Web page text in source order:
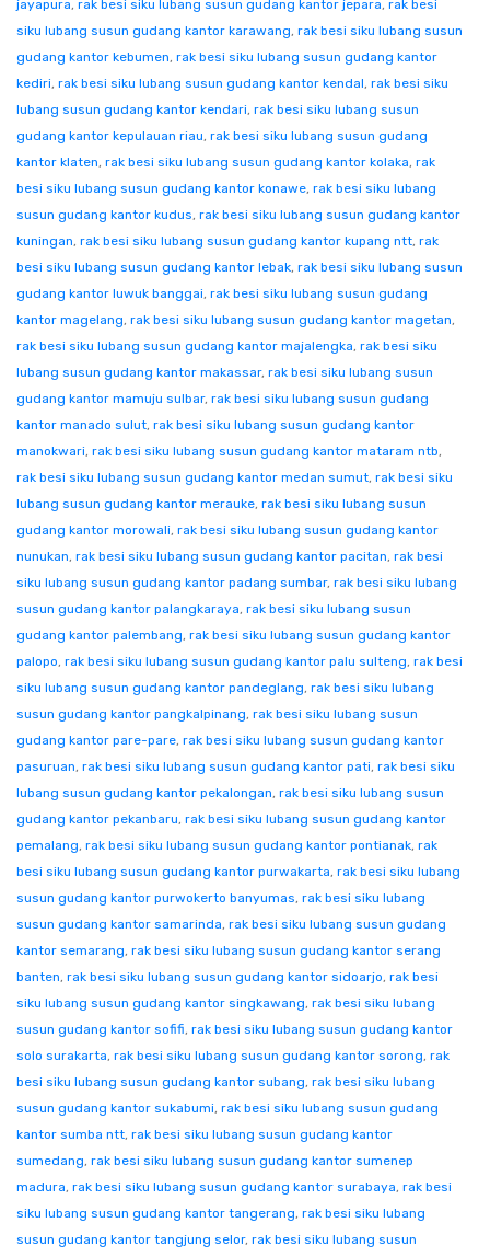
jayapura, rak besi siku lubang susun gudang kantor jepara, rak besi
siku lubang susun gudang kantor karawang, rak besi siku lubang susun
gudang kantor kebumen, rak besi siku lubang susun gudang kantor
kediri, rak besi siku lubang susun gudang kantor kendal, rak besi siku
lubang susun gudang kantor kendari, rak besi siku lubang susun
gudang kantor kepulauan riau, rak besi siku lubang susun gudang
kantor klaten, rak besi siku lubang susun gudang kantor kolaka, rak
besi siku lubang susun gudang kantor konawe, rak besi siku lubang
susun gudang kantor kudus, rak besi siku lubang susun gudang kantor
kuningan, rak besi siku lubang susun gudang kantor kupang ntt, rak
besi siku lubang susun gudang kantor lebak, rak besi siku lubang susun
gudang kantor luwuk banggai, rak besi siku lubang susun gudang
kantor magelang, rak besi siku lubang susun gudang kantor magetan,
rak besi siku lubang susun gudang kantor majalengka, rak besi siku
lubang susun gudang kantor makassar, rak besi siku lubang susun
gudang kantor mamuju sulbar, rak besi siku lubang susun gudang
kantor manado sulut, rak besi siku lubang susun gudang kantor
manokwari, rak besi siku lubang susun gudang kantor mataram ntb,
rak besi siku lubang susun gudang kantor medan sumut, rak besi siku
lubang susun gudang kantor merauke, rak besi siku lubang susun
gudang kantor morowali, rak besi siku lubang susun gudang kantor
nunukan, rak besi siku lubang susun gudang kantor pacitan, rak besi
siku lubang susun gudang kantor padang sumbar, rak besi siku lubang
susun gudang kantor palangkaraya, rak besi siku lubang susun
gudang kantor palembang, rak besi siku lubang susun gudang kantor
palopo, rak besi siku lubang susun gudang kantor palu sulteng, rak besi
siku lubang susun gudang kantor pandeglang, rak besi siku lubang
susun gudang kantor pangkalpinang, rak besi siku lubang susun
gudang kantor pare-pare, rak besi siku lubang susun gudang kantor
pasuruan, rak besi siku lubang susun gudang kantor pati, rak besi siku
lubang susun gudang kantor pekalongan, rak besi siku lubang susun
gudang kantor pekanbaru, rak besi siku lubang susun gudang kantor
pemalang, rak besi siku lubang susun gudang kantor pontianak, rak
besi siku lubang susun gudang kantor purwakarta, rak besi siku lubang
susun gudang kantor purwokerto banyumas, rak besi siku lubang
susun gudang kantor samarinda, rak besi siku lubang susun gudang
kantor semarang, rak besi siku lubang susun gudang kantor serang
banten, rak besi siku lubang susun gudang kantor sidoarjo, rak besi
siku lubang susun gudang kantor singkawang, rak besi siku lubang
susun gudang kantor sofifi, rak besi siku lubang susun gudang kantor
solo surakarta, rak besi siku lubang susun gudang kantor sorong, rak
besi siku lubang susun gudang kantor subang, rak besi siku lubang
susun gudang kantor sukabumi, rak besi siku lubang susun gudang
kantor sumba ntt, rak besi siku lubang susun gudang kantor
sumedang, rak besi siku lubang susun gudang kantor sumenep
madura, rak besi siku lubang susun gudang kantor surabaya, rak besi
siku lubang susun gudang kantor tangerang, rak besi siku lubang
susun gudang kantor tangjung selor, rak besi siku lubang susun